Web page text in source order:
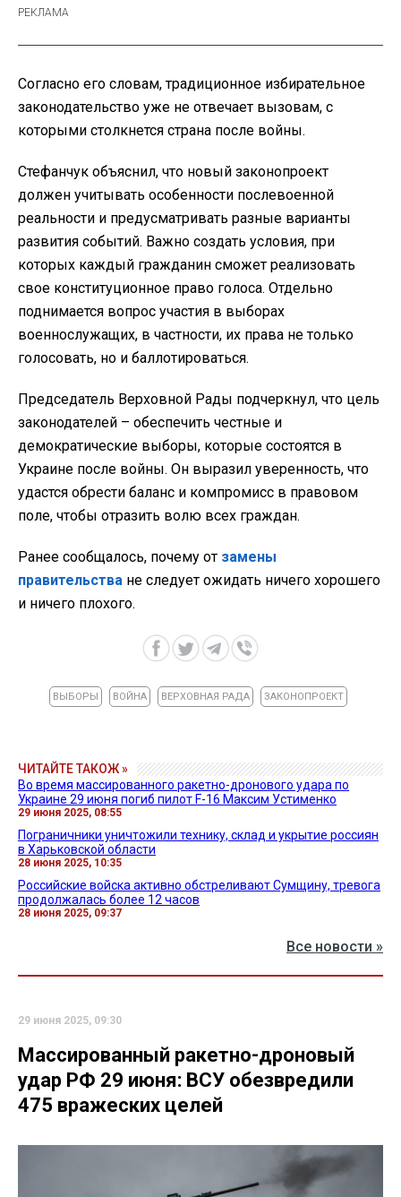
Согласно его словам, традиционное избирательное
законодательство уже не отвечает вызовам, с
которыми столкнется страна после войны.
Стефанчук объяснил, что новый законопроект
должен учитывать особенности послевоенной
реальности и предусматривать разные варианты
развития событий. Важно создать условия, при
которых каждый гражданин сможет реализовать
свое конституционное право голоса. Отдельно
поднимается вопрос участия в выборах
военнослужащих, в частности, их права не только
голосовать, но и баллотироваться.
Председатель Верховной Рады подчеркнул, что цель
законодателей – обеспечить честные и
демократические выборы, которые состоятся в
Украине после войны. Он выразил уверенность, что
удастся обрести баланс и компромисс в правовом
поле, чтобы отразить волю всех граждан.
Ранее сообщалось, почему от замены
правительства не следует ожидать ничего хорошего
и ничего плохого.
ВЫБОРЫ ВОЙНА ВЕРХОВНАЯ РАДА ЗАКОНОПРОЕКТ
ЧИТАЙТЕ ТАКОЖ »
Во время массированного ракетно-дронового удара по
Украине 29 июня погиб пилот F-16 Максим Устименко
29 июня 2025, 08:55
Пограничники уничтожили технику, склад и укрытие россиян
в Харьковской области
28 июня 2025, 10:35
Российские войска активно обстреливают Сумщину, тревога
продолжалась более 12 часов
28 июня 2025, 09:37
Все новости »
29 июня 2025, 09:30
Массированный ракетно-дроновый
удар РФ 29 июня: ВСУ обезвредили
475 вражеских целей